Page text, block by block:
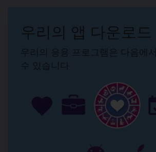
우리의 앱 다운로드
우리의 응용 프로그램은 다음에
수 있습니다